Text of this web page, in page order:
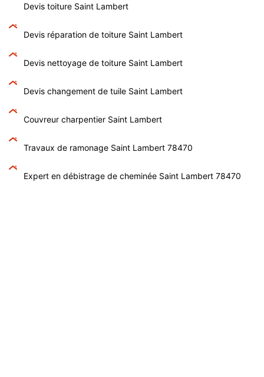
Devis toiture Saint Lambert
Devis réparation de toiture Saint Lambert
Devis nettoyage de toiture Saint Lambert
Devis changement de tuile Saint Lambert
Couvreur charpentier Saint Lambert
Travaux de ramonage Saint Lambert 78470
Expert en débistrage de cheminée Saint Lambert 78470